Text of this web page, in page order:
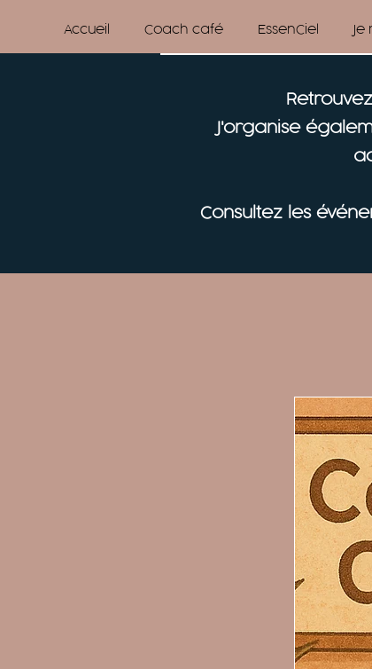
Accueil Coach café EssenCiel
J'organise
Consultez les